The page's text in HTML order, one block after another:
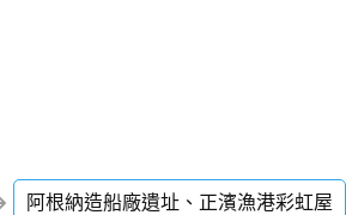
阿根納造船廠遺址、正濱漁港彩虹屋